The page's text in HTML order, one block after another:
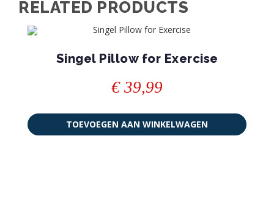
RELATED PRODUCTS
Singel Pillow for Exercise
€39,99
TOEVOEGEN AAN WINKELWAGEN